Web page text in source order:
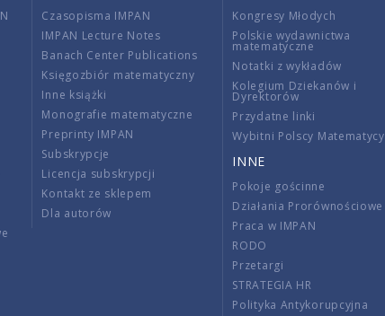
Czasopisma IMPAN
IMPAN Lecture Notes
Banach Center Publications
Księgozbiór matematyczny
Inne książki
Monografie matematyczne
Preprinty IMPAN
Subskrypcje
Licencja subskrypcji
Kontakt ze sklepem
Dla autorów
Kongresy Młodych
Polskie wydawnictwa
matematyczne
Notatki z wykładów
Kolegium Dziekanów i
Dyrektorów
Przydatne linki
Wybitni Polscy Matematycy
INNE
Pokoje gościnne
Działania Prorównościowe
Praca w IMPAN
RODO
Przetargi
STRATEGIA HR
Polityka Antykorupcyjna